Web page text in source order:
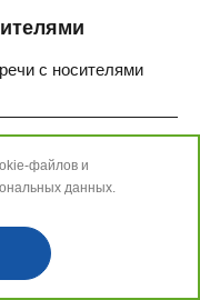
с носителями
и
данных.